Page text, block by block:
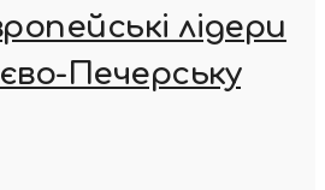
лідери
Печерську